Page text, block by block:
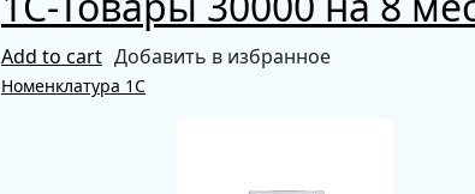
Add to cart Добавить в избранное
Номенклатура 1С